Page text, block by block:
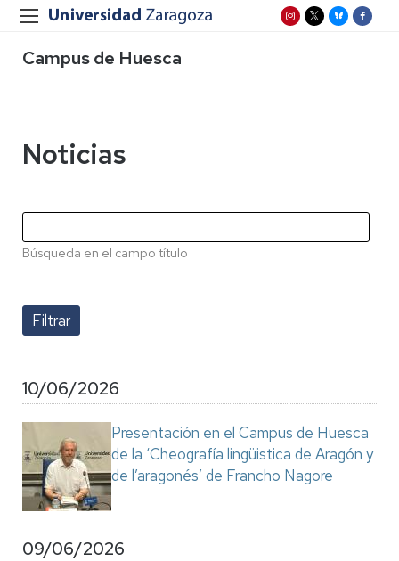
Campus de Huesca
Noticias
Búsqueda en el campo título
10/06/2026
Presentación en el Campus de Huesca
de la ‘Cheografía lingüistica de Aragón y
de l’aragonés’ de Francho Nagore
09/06/2026